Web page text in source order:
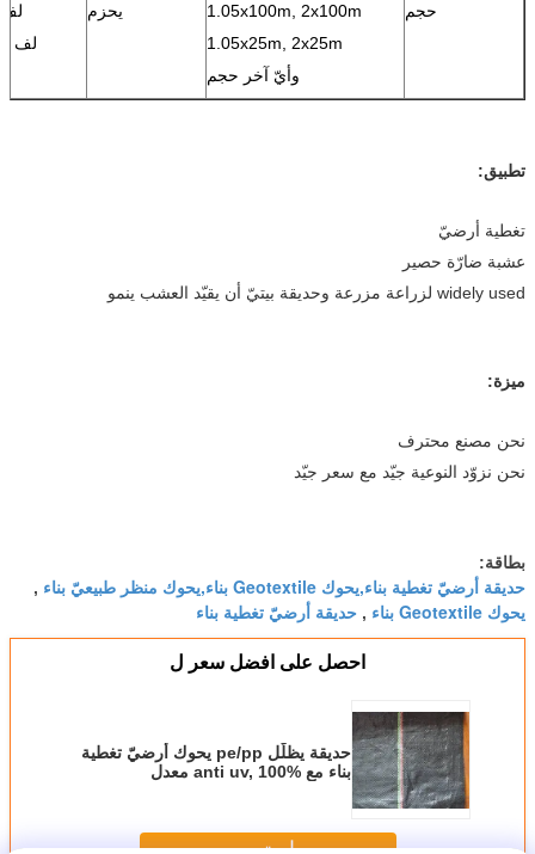
حجم
1.05x100m, 2x100m
1.05x25m, 2x25m
وأيّ آخر حجم
يحزم
لف
لف
تطبيق:
تغطية أرضيّ
عشبة ضارّة حصير
widely used لزراعة مزرعة وحديقة بيتيّ أن يقيّد العشب ينمو
ميزة:
نحن مصنع محترف
نحن نزوّد النوعية جيّد مع سعر جيّد
بطاقة:
حديقة أرضيّ تغطية بناء,يحوك Geotextile بناء,يحوك منظر طبيعيّ بناء ,
يحوك Geotextile بناء , حديقة أرضيّ تغطية بناء
احصل على افضل سعر ل
حديقة يظلّل pe/pp يحوك أرضيّ تغطية
بناء مع anti uv, 100% معدل